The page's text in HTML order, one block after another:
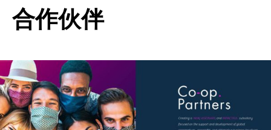
合作伙伴